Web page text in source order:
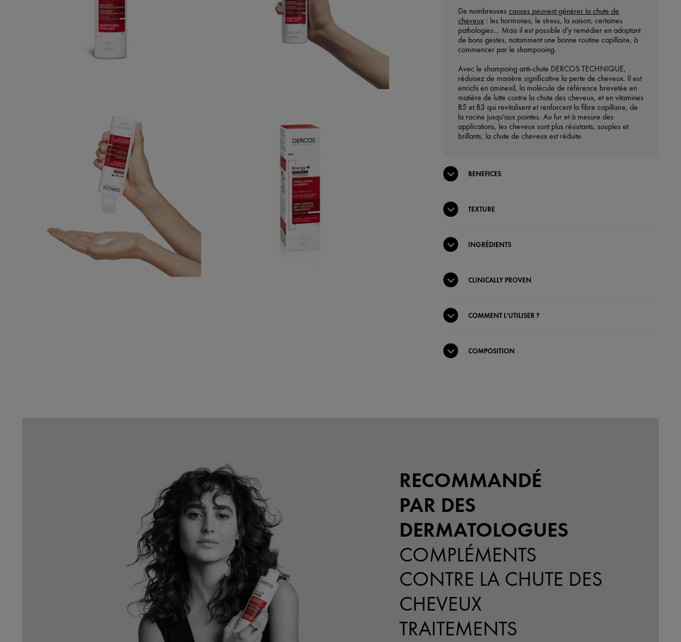
De nombreusescauses peuvent générer la chute de
cheveux : les hormones, le stress, la saison, certaines
pathologies… Mais il est possible d’y remédier en adoptant
de bons gestes, notamment une bonne routine capillaire, à
commencer par le shampooing.
Avec le shampoing anti-chute DERCOS TECHNIQUE,
réduisez de manière significative la perte de cheveux. Il est
enrichi en aminexil, la molécule de référence brevetée en
matière de lutte contre la chute des cheveux, et en vitamines
B5 et B3 qui revitalisent et renforcent la fibre capillaire, de
la racine jusqu’aux pointes. Au fur et à mesure des
applications, les cheveux sont plus résistants, souples et
brillants, la chute de cheveux est réduite.
BENEFICES
TEXTURE
INGRÉDIENTS
CLINICALLY PROVEN
COMMENT L'UTILISER ?
COMPOSITION
RECOMMANDÉ
PAR DES
DERMATOLOGUES
COMPLÉMENTS
CONTRE LA CHUTE DES
CHEVEUX
TRAITEMENTS